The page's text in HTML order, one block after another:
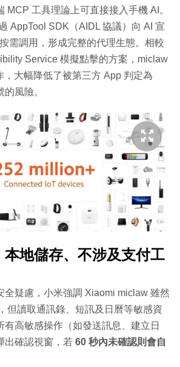
MCP 工具理論上可直接接入手機 AI。
AppTool SDK（AIDL 協議）向 AI 宣
需調用，形成完整的代理生態。相較
Service 模擬點擊的方案，miclaw
，大幅降低了被第三方 App 判定為
的風險。
本地儲存、不涉及支付工
全疑慮，小米強調 Xiaomi miclaw 雖然
但讀取通訊錄、短訊及日曆等敏感資
有高敏感操作（如發送訊息、建立日
出確認視窗，若 60 秒內未確認則會自